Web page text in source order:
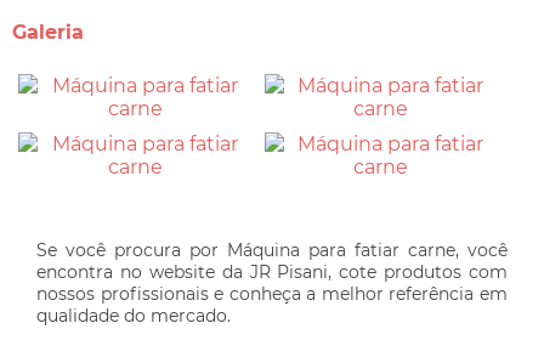
Galeria
Se você procura por Máquina para fatiar carne, você
encontra no website da JR Pisani, cote produtos com
nossos profissionais e conheça a melhor referência em
qualidade do mercado.